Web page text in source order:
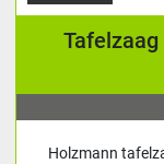
Tafelzaag
Holzmann